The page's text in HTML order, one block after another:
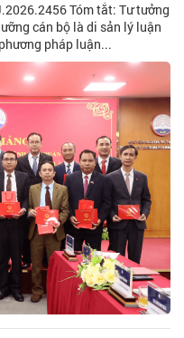
Tóm tắt: Tư tưởng
cán bộ là di sản lý luận
pháp luận...